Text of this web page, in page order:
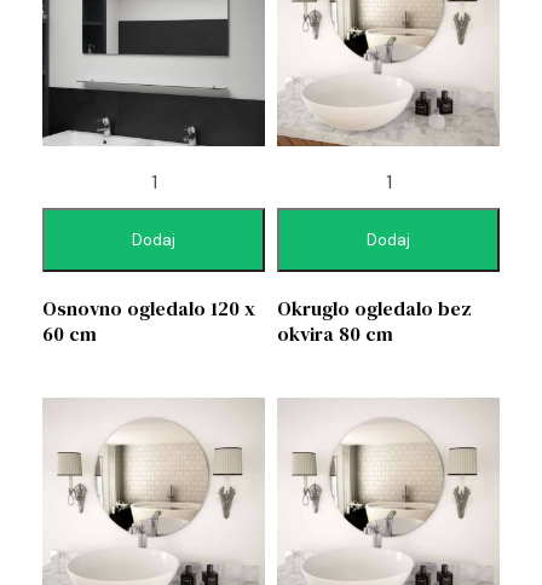
Dodaj
Osnovno ogledalo 120 x
60 cm
Dodaj
Okruglo ogledalo bez
okvira 80 cm